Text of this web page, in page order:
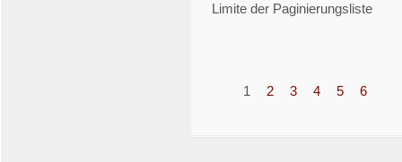
Limite der Paginierungsliste
1 2 3 4 5 6